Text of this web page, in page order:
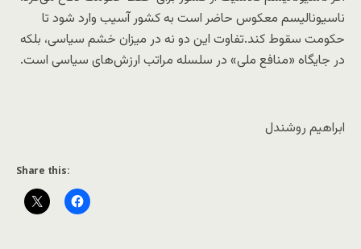
ناسیونالیسم معکوس حاضر است به کشور آسیب وارد شود تا
حکومت سقوط کند.تفاوت این دو نه در میزان خشم سیاسی، بلکه
در جایگاه «منافع ملی» در سلسله مراتب ارزش‌های سیاسی است.
ابراهیم روشندل
Share this: